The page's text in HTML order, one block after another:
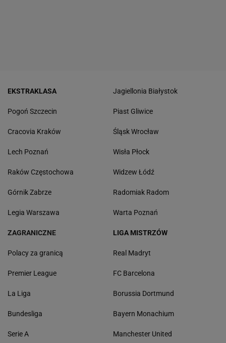
EKSTRAKLASA
Pogoń Szczecin
Cracovia Kraków
Lech Poznań
Raków Częstochowa
Górnik Zabrze
Legia Warszawa
Jagiellonia Białystok
Piast Gliwice
Śląsk Wrocław
Wisła Płock
Widzew Łódź
Radomiak Radom
Warta Poznań
ZAGRANICZNE
Polacy za granicą
Premier League
La Liga
Bundesliga
Serie A
LIGA MISTRZÓW
Real Madryt
FC Barcelona
Borussia Dortmund
Bayern Monachium
Manchester United